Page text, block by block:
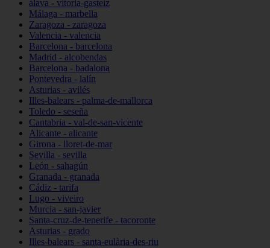
álava - vitoria-gasteiz
Málaga - marbella
Zaragoza - zaragoza
Valencia - valencia
Barcelona - barcelona
Madrid - alcobendas
Barcelona - badalona
Pontevedra - lalín
Asturias - avilés
Illes-balears - palma-de-mallorca
Toledo - seseña
Cantabria - val-de-san-vicente
Alicante - alicante
Girona - lloret-de-mar
Sevilla - sevilla
León - sahagún
Granada - granada
Cádiz - tarifa
Lugo - viveiro
Murcia - san-javier
Santa-cruz-de-tenerife - tacoronte
Asturias - grado
Illes-balears - santa-eulària-des-riu